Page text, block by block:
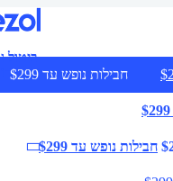
ביטול
חבילות נופש עד $299
חבילות נופש עד $299